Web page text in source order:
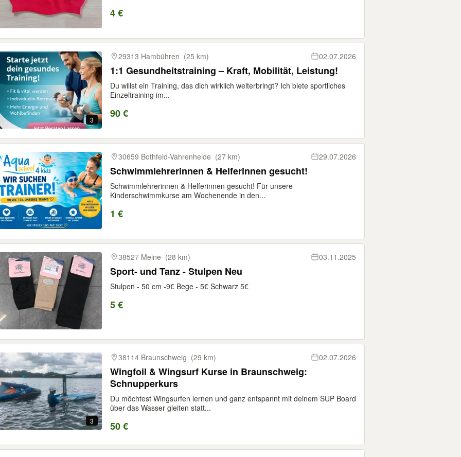
4 €
3
29313 Hambühren (25 km) 02.07.2026
1:1 Gesundheitstraining – Kraft, Mobilität, Leistung!
Du willst ein Training, das dich wirklich weiterbringt? Ich biete sportliches
Einzeltraining im...
90 €
30659 Bothfeld-Vahrenheide (27 km) 29.07.2026
Schwimmlehrerinnen & Helferinnen gesucht!
Schwimmlehrerinnen & Helferinnen gesucht! Für unsere
Kinderschwimmkurse am Wochenende in den...
1 €
38527 Meine (28 km) 03.11.2025
Sport- und Tanz - Stulpen Neu
Stulpen - 50 cm -9€ Bege - 5€ Schwarz 5€
5 €
3
38114 Braunschweig (29 km) 02.07.2026
Wingfoil & Wingsurf Kurse in Braunschweig:
Schnupperkurs
Du möchtest Wingsurfen lernen und ganz entspannt mit deinem SUP Board
über das Wasser gleiten statt...
50 €